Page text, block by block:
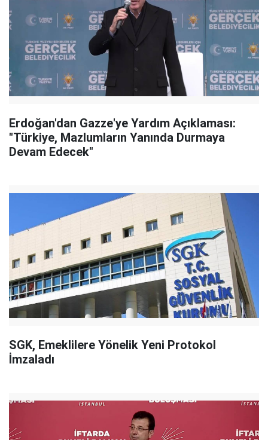
Erdoğan'dan Gazze'ye Yardım Açıklaması:
"Türkiye, Mazlumların Yanında Durmaya
Devam Edecek"
SGK, Emeklilere Yönelik Yeni Protokol
İmzaladı